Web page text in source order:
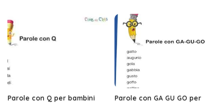
Parole con Q per bambini
Parole con GA GU GO per